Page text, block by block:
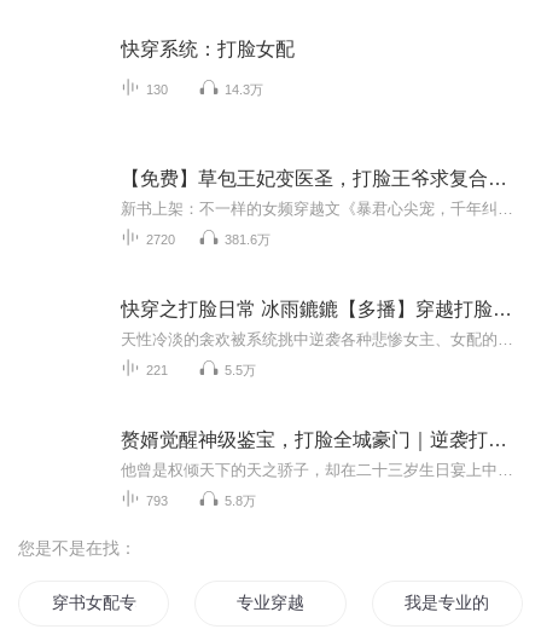
快穿系统：打脸女配
130 14.3万
【免费】草包王妃变医圣，打脸王爷求复合丨搞笑丨打脸
2720 381.6万
快穿之打脸日常 冰雨鏕鏕【多播】穿越打脸的不同人生
221 5.5万
赘婿觉醒神级鉴宝，打脸全城豪门｜逆袭打脸｜扮猪吃虎
793 5.8万
您是不是在找：
穿书女配专心事业 专业穿越 我是专业的